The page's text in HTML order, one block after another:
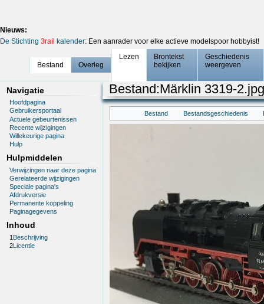
Nieuws:
De Stichting 3rail kalender: Een aanrader voor elke actieve modelspoor hobbyist!
Bestand Overleg
Lezen
Brontekst
bekijken
Geschiedenis
weergeven
Navigatie
Hoofdpagina
Gebruikersportaal
Actuele gebeurtenissen
Recente wijzigingen
Willekeurige pagina
Hulp
Hulpmiddelen
Verwijzingen naar deze pagina
Gerelateerde wijzigingen
Speciale pagina's
Afdrukversie
Permanente koppeling
Paginagegevens
Inhoud
1 Beschrijving
2Licentie
Bestand:Märklin 3319-2.jpg
Bestand Bestandsgeschiedenis